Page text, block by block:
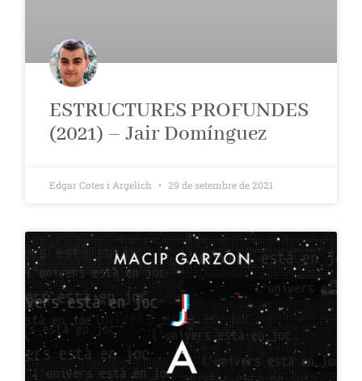
ESTRUCTURES PROFUNDES
(2021) – Jair Domínguez
Edgar Cotes i Argelich 29 de setembre de 2021